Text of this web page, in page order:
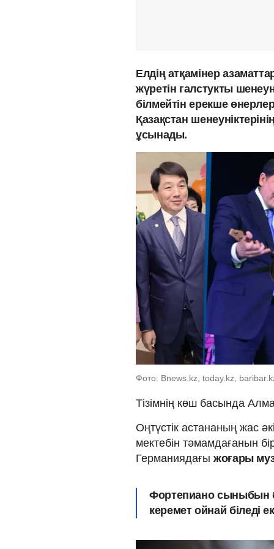
Елдің атқамінер
жүретін галстукты
білмейтін ерекше
Қазақстан
ұсынады.
Фото: Bnews.kz, today.kz,
Тізімнің көш басында
Оңтүстік астананың жас
мектебін тәмамдағанын
Германиядағы жоғары
Фортепиано сыныбын
керемет ойнай біледі